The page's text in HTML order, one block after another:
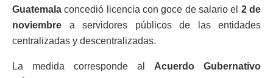
Guatemala concedió licencia con goce de salario el 2 de
noviembre a servidores públicos de las entidades
centralizadas y descentralizadas.
La medida corresponde al Acuerdo Gubernativo